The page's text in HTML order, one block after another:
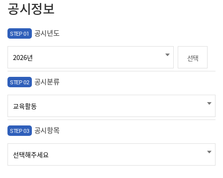
공시정보
STEP 01 공시년도
선택
STEP 02 공시분류
STEP 03 공시항목